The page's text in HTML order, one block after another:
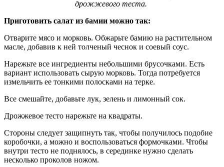
дрожжевого теста.
Приготовить салат из бамии можно так:
Отварите мясо и морковь. Обжарьте бамию на растительном
масле, добавив к ней толченый чеснок и соевый соус.
Нарежьте все ингредиенты небольшими брусочками. Есть
вариант использовать сырую морковь. Тогда потребуется
измельчить ее тонкими полосками на терке.
Все смешайте, добавьте лук, зелень и лимонный сок.
Дрожжевое тесто нарежьте на квадраты.
Стороны следует защипнуть так, чтобы получилось подобие
коробочки, а можно и воспользоваться формочками. Чтобы
внутри тесто не поднялось, в серединке нужно сделать
несколько проколов ножом.